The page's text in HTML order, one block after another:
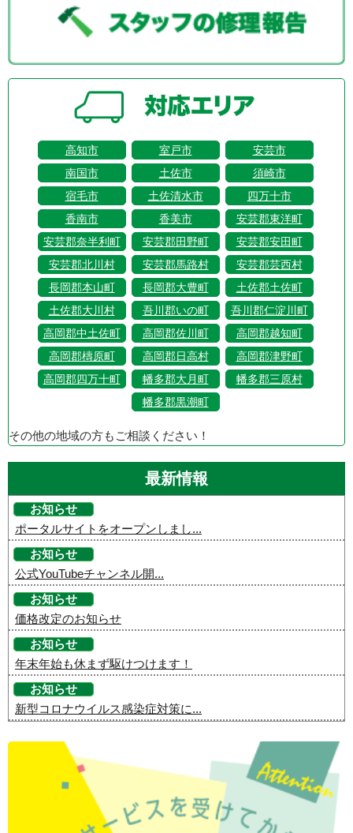
高知市 室戸市
安芸市
南国市
土佐市
須崎市
宿毛市
土佐清水市
四万十市
香南市
香美市
安芸郡東洋町
安芸郡奈半利町
安芸郡田野町
安芸郡安田町
安芸郡北川村
安芸郡馬路村
安芸郡芸西村
長岡郡本山町
長岡郡大豊町
土佐郡土佐町
土佐郡大川村
吾川郡いの町
吾川郡仁淀川町
高岡郡中土佐町
高岡郡佐川町
高岡郡越知町
高岡郡檮原町
高岡郡日高村
高岡郡津野町
高岡郡四万十町
幡多郡大月町
幡多郡三原村
幡多郡黒潮町
その他の地域の方もご相談ください！
最新情報
お知らせ
ポータルサイトをオープンしまし...
お知らせ
公式YouTubeチャンネル開...
お知らせ
価格改定のお知らせ
お知らせ
年末年始も休まず駆けつけます！
お知らせ
新型コロナウイルス感染症対策に...